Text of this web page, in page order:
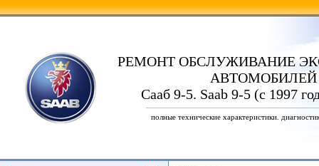
РЕМОНТ ОБСЛУЖИВАНИЕ
АВТОМОБИЛЕЙ
Сааб 9-5. Saab 9-5 (с 1997
полные технические характеристики.